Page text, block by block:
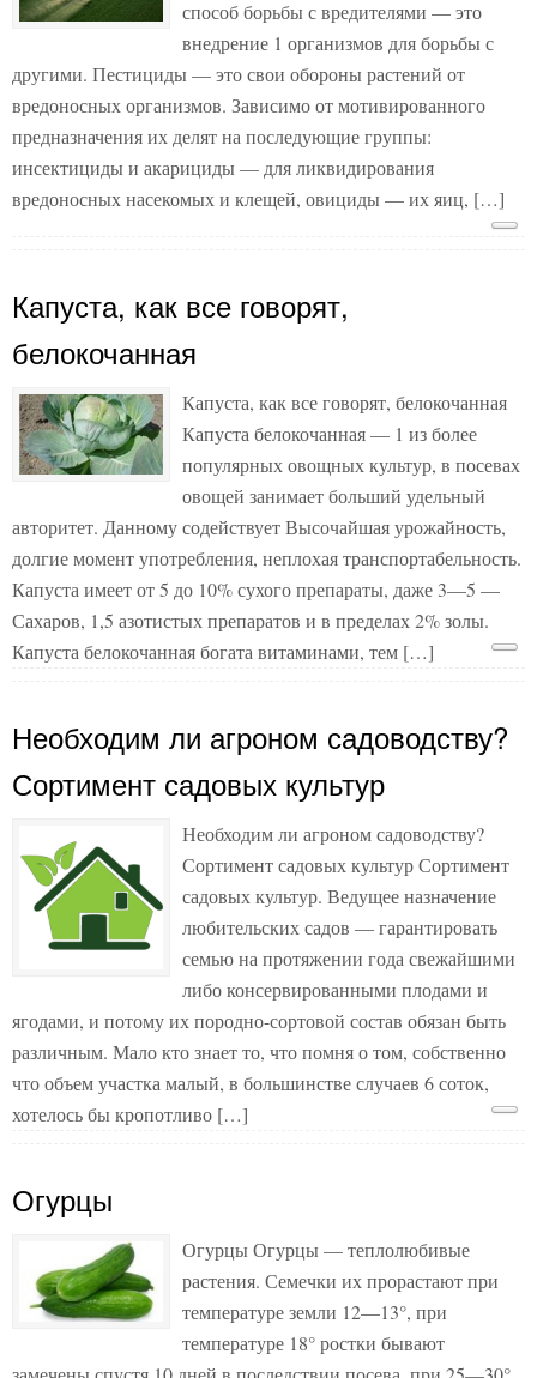
способ борьбы с вредителями — это
внедрение 1 организмов для борьбы с
другими. Пестициды — это свои обороны растений от
вредоносных организмов. Зависимо от мотивированного
предназначения их делят на последующие группы:
инсектициды и акарициды — для ликвидирования
вредоносных насекомых и клещей, овициды — их яиц, […]
Капуста, как все говорят,
белокочанная
Капуста, как все говорят, белокочанная
Капуста белокочанная — 1 из более
популярных овощных культур, в посевах
овощей занимает больший удельный
авторитет. Данному содействует Высочайшая урожайность,
долгие момент употребления, неплохая транспортабельность.
Капуста имеет от 5 до 10% сухого препараты, даже 3—5 —
Сахаров, 1,5 азотистых препаратов и в пределах 2% золы.
Капуста белокочанная богата витаминами, тем […]
Необходим ли агроном садоводству?
Сортимент садовых культур
Необходим ли агроном садоводству?
Сортимент садовых культур Сортимент
садовых культур. Ведущее назначение
любительских садов — гарантировать
семью на протяжении года свежайшими
либо консервированными плодами и
ягодами, и потому их породно-сортовой состав обязан быть
различным. Мало кто знает то, что помня о том, собственно
что объем участка малый, в большинстве случаев 6 соток,
хотелось бы кропотливо […]
Огурцы
Огурцы Огурцы — теплолюбивые
растения. Семечки их прорастают при
температуре земли 12—13°, при
температуре 18° ростки бывают